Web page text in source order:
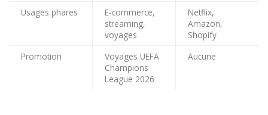
Usages phares
E-commerce,
streaming,
voyages
Netflix,
Amazon,
Shopify
Promotion
Voyages UEFA
Champions
League 2026
Aucune